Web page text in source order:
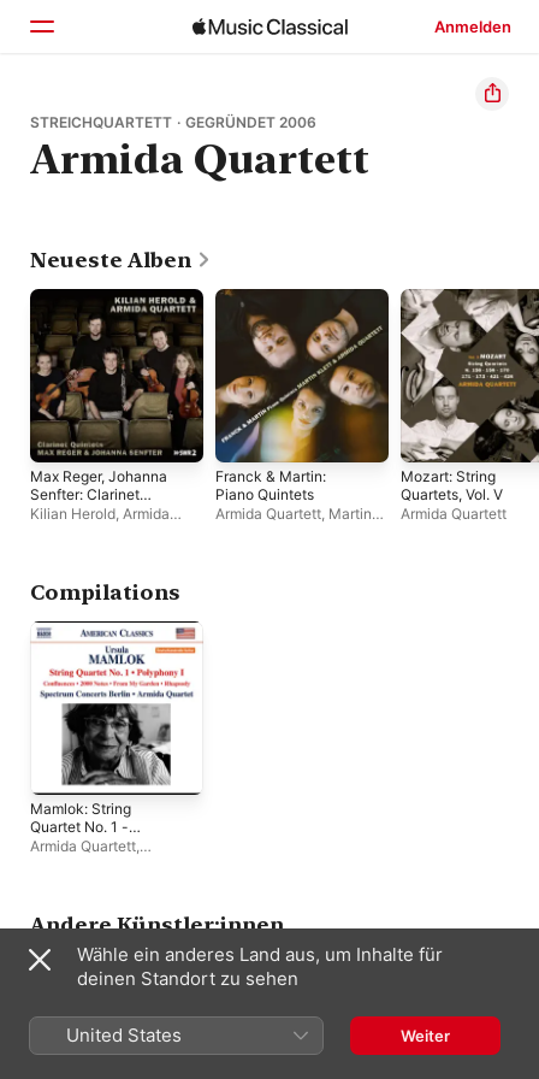
Anmelden
Startseite
Entdecken
STREICHQUARTETT · GEGRÜNDET 2006
Armida Quartett
Neueste Alben
Max Reger, Johanna
Senfter: Clarinet
Quintets
Kilian Herold, Armida
Franck & Martin:
Piano Quintets
Armida Quartett, Martin
Mozart: String
Quartets, Vol. V
Armida Quartett
Compilations
Mamlok: String
Quartet No. 1 -
Polyphony No. 1
Armida Quartett,
Andere Künstler:innen
Wähle ein anderes Land aus, um Inhalte für
deinen Standort zu sehen
United States Weiter